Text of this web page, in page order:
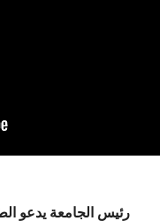
رئيس الجامعة يدعو